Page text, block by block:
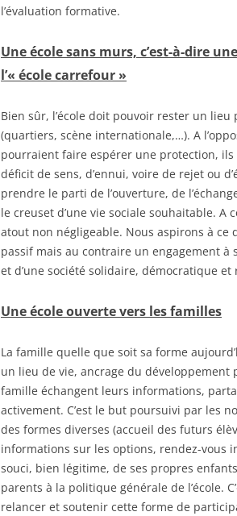
l’évaluation formative.
Une école sans murs, c’est-à-dire
l’« école carrefour »
Bien sûr, l’école doit pouvoir rester un
(quartiers, scène internationale,…). A
pourraient faire espérer une protection,
déficit de sens, d’ennui, voire de rejet ou
prendre le parti de l’ouverture, de
le creuset d’une vie sociale souhaitable.
atout non négligeable. Nous aspirons à ce
passif mais au contraire un engagement
et d’une société solidaire, démocratique
Une école ouverte vers les familles
La famille quelle que soit sa forme
un lieu de vie, ancrage du développement
famille échangent leurs informations,
activement. C’est le but poursuivi par les
des formes diverses (accueil des futurs
informations sur les options, rendez-vous
souci, bien légitime, de ses propres
parents à la politique générale de l’école.
relancer et soutenir cette forme de